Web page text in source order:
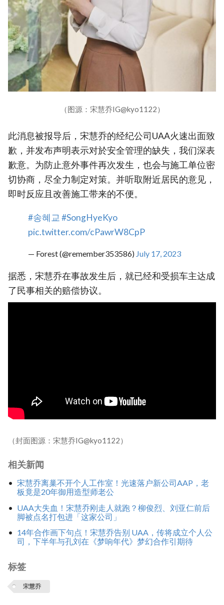
（图源：宋慧乔IG@kyo1122）
此消息被报导后，宋慧乔的经纪公司UAA火速出面致
歉，并发布声明表示对於安全管理的缺失，我们深表
歉意。为防止意外事件再次发生，也会与施工单位密
切协商，尽全力制定对策。并听取附近居民的意见，
即时反应且改善施工带来的不便。
#송혜교 #SongHyeKyo
pic.twitter.com/cPawrW8CpP
— Forest (@remember353586) July 17, 2023
据悉，宋慧乔在事故发生后，就已经和受损车主达成
了民事相关的赔偿协议。
（封面图源：宋慧乔IG@kyo1122）
相关新闻
宋慧乔离巢不开个人工作室！光速落户新公司AAP，老
板竟是20年御用造型师老公
UAA大失血！宋慧乔刚走人就跑？柳俊烈、刘亚仁前后
脚被点名打包进「这家公司」
14年合作画下句点！宋慧乔告别 UAA，传将成立个人公
司，下半年与孔刘在《梦响年代》梦幻合作引期待
标签
宋慧乔